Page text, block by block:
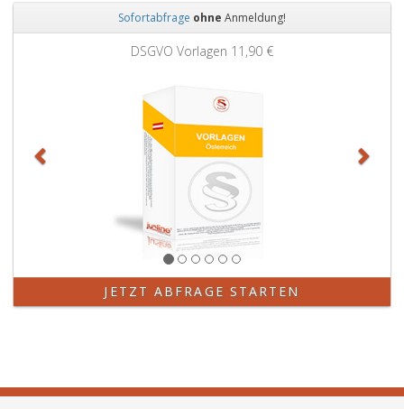
Sofortabfrage ohne Anmeldung!
DSGVO Vorlagen 11,90 €
JETZT ABFRAGE STARTEN